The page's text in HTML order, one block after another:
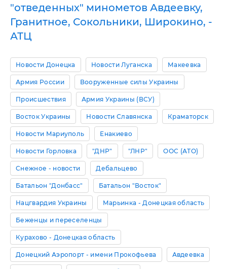
"отведенных" минометов Авдеевку,
Гранитное, Сокольники, Широкино, -
АТЦ
Новости Донецка Новости Луганска Макеевка
Армия России Вооруженные силы Украины
Происшествия Армия Украины (ВСУ)
Восток Украины Новости Славянска Краматорск
Новости Мариуполь Енакиево
Новости Горловка "ДНР" "ЛНР" ООС (АТО)
Снежное - новости Дебальцево
Батальон "Донбасс" Батальон "Восток"
Нацгвардия Украины Марьинка - Донецкая область
Беженцы и переселенцы
Курахово - Донецкая область
Донецкий Аэропорт - имени Прокофьева Авдеевка